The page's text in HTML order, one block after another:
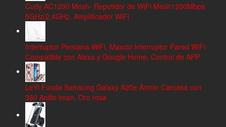
Cudy AC1200 Mesh- Repetidor de WiFi Mesh1200Mbps
5GHz/2.4GHz, Amplificador WiFi
Interruptor Persiana WiFi, Maxcio Interruptor Pared WiFi
Compatible con Alexa y Google Home, Control de APP
LeYi Funda Samsung Galaxy A20e Armor Carcasa con
360 Anillo iman, Oro rosa